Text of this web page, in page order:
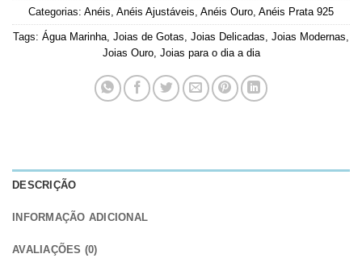
Categorias: Anéis Anéis Ajustáveis Anéis Ouro Anéis Prata 925
Tags: Água Marinha Joias de Gotas Joias Delicadas Joias Modernas
Joias Ouro, Joias para o dia a dia
DESCRIÇÃO
INFORMAÇÃO ADICIONAL
AVALIAÇÕES (0)